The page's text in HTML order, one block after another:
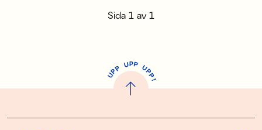
Sida 1 av 1
U
P
P UPP UP
P
!